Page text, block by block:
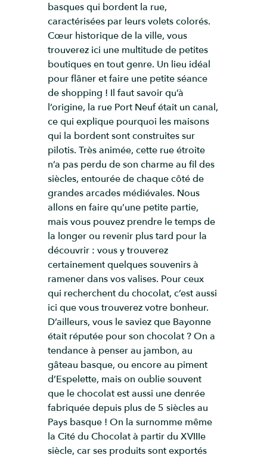
basques qui bordent la rue,
caractérisées par leurs volets colorés.
Cœur historique de la ville, vous
trouverez ici une multitude de petites
boutiques en tout genre. Un lieu idéal
pour flâner et faire une petite séance
de shopping ! Il faut savoir qu’à
l’origine, la rue Port Neuf était un canal,
ce qui explique pourquoi les maisons
qui la bordent sont construites sur
pilotis. Très animée, cette rue étroite
n’a pas perdu de son charme au fil des
siècles, entourée de chaque côté de
grandes arcades médiévales. Nous
allons en faire qu’une petite partie,
mais vous pouvez prendre le temps de
la longer ou revenir plus tard pour la
découvrir : vous y trouverez
certainement quelques souvenirs à
ramener dans vos valises. Pour ceux
qui recherchent du chocolat, c’est aussi
ici que vous trouverez votre bonheur.
D’ailleurs, vous le saviez que Bayonne
était réputée pour son chocolat ? On a
tendance à penser au jambon, au
gâteau basque, ou encore au piment
d’Espelette, mais on oublie souvent
que le chocolat est aussi une denrée
fabriquée depuis plus de 5 siècles au
Pays basque ! On la surnomme même
la Cité du Chocolat à partir du XVIIIe
siècle, car ses produits sont exportés